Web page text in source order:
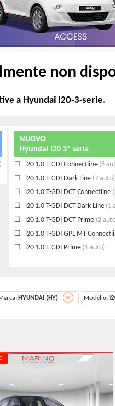
non
a Hyundai I20-3-serie.
NUOVO
Hyundai I20 3ª serie
i20 1.0 T-GDI Connectline (6
i20 1.0 T-GDI Dark Line (7 auto)
i20 1.0 T-GDI DCT Connectline
i20 1.0 T-GDI DCT Dark Line (1
i20 1.0 T-GDI DCT Prime (2
i20 1.0 T-GDI GPL MT
i20 1.0 T-GDI Prime (1 auto)
HYUNDAI (HY) Modello: